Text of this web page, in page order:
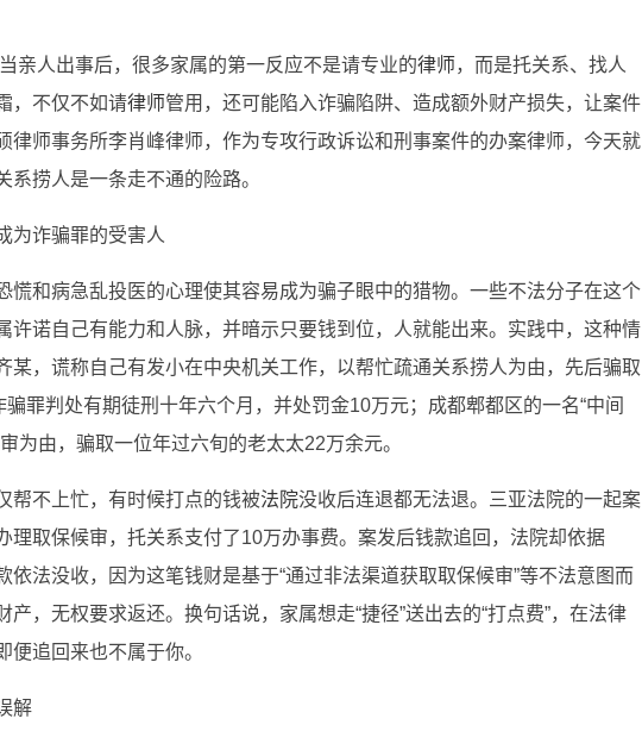
当亲人出事后，很多家属的第一反应不是请专业的律师，而是托关系、找人
，不仅不如请律师管用，还可能陷入诈骗陷阱、造成额外财产损失，让案件
律师事务所李肖峰律师，作为专攻行政诉讼和刑事案件的办案律师，今天就
捞人是一条走不通的险路。
为诈骗罪的受害人
慌和病急乱投医的心理使其容易成为骗子眼中的猎物。一些不法分子在这个
许诺自己有能力和人脉，并暗示只要钱到位，人就能出来。实践中，这种情
某，谎称自己有发小在中央机关工作，以帮忙疏通关系捞人为由，先后骗取
骗罪判处有期徒刑十年六个月，并处罚金10万元；成都郫都区的一名“中间
为由，骗取一位年过六旬的老太太22万余元。
帮不上忙，有时候打点的钱被法院没收后连退都无法退。三亚法院的一起案
理取保候审，托关系支付了10万办事费。案发后钱款追回，法院却依据
依法没收，因为这笔钱财是基于“通过非法渠道获取取保候审”等不法意图而
产，无权要求返还。换句话说，家属想走“捷径”送出去的“打点费”，在法律
便追回来也不属于你。
解